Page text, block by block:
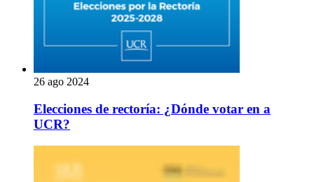
26 ago 2024
Elecciones de rectoría: ¿Dónde votar en a
UCR?